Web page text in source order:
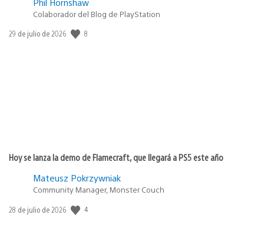
Colaborador del Blog de PlayStation
Fecha
29 de julio de 2026 8
Hoy se lanza la demo de Flamecraft, que llegará a PS5 este año
Mateusz Pokrzywniak
Community Manager, Monster Couch
Fecha
28 de julio de 2026 4